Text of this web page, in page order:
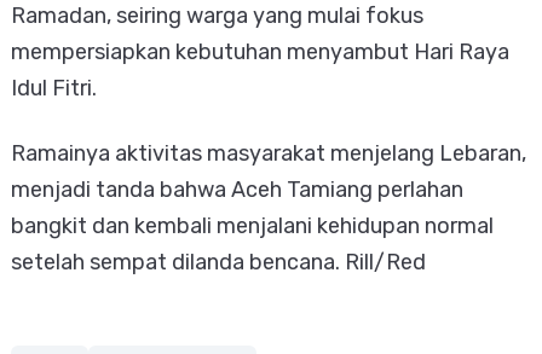
Ramadan, seiring warga yang mulai fokus
mempersiapkan kebutuhan menyambut Hari Raya
Idul Fitri.
Ramainya aktivitas masyarakat menjelang Lebaran,
menjadi tanda bahwa Aceh Tamiang perlahan
bangkit dan kembali menjalani kehidupan normal
setelah sempat dilanda bencana. Rill/Red